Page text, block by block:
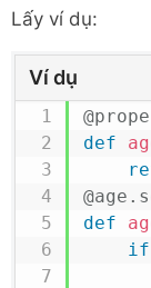
Lấy ví dụ:
Ví dụ
def
@age .
def
if